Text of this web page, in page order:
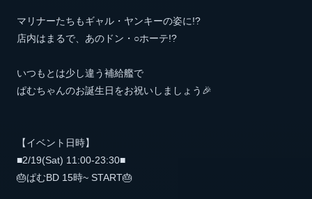
マリナーたちもギャル・ヤンキーの姿に!?
店内はまるで、あのドン・○ホーテ!?
いつもとは少し違う補給艦で
ぱむちゃんのお誕生日をお祝いしましょう🎉
【イベント日時】
■2/19(Sat) 11:00-23:30■
🎂ぱむBD 15時~ START🎂